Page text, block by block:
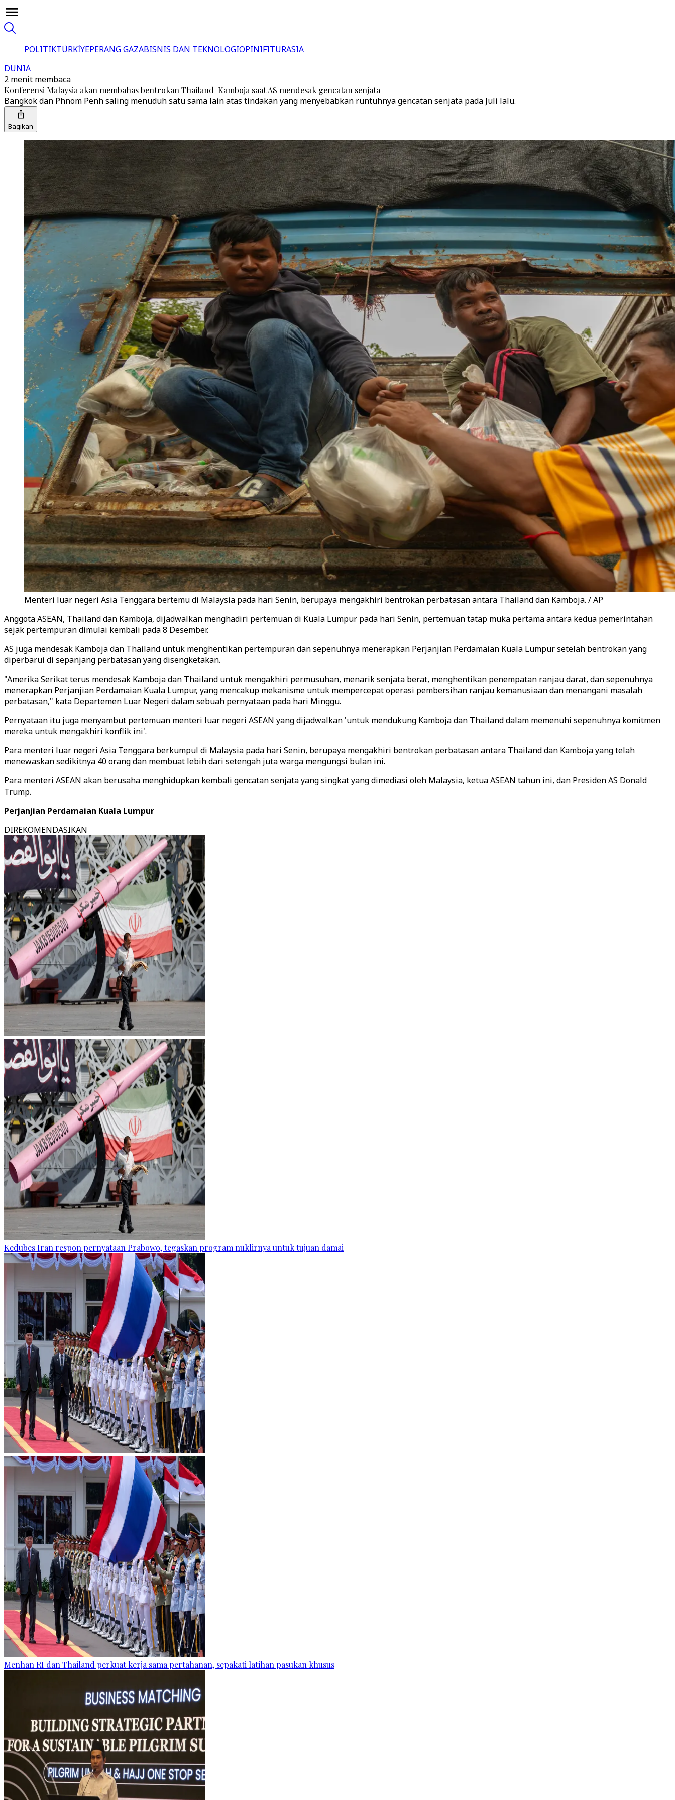
POLITIKTÜRKİYEPERANG GAZABISNIS DAN TEKNOLOGIOPINIFITURASIA
DUNIA
2 menit membaca
Konferensi Malaysia akan membahas bentrokan Thailand-Kamboja saat AS mendesak gencatan senjata
Bangkok dan Phnom Penh saling menuduh satu sama lain atas tindakan yang menyebabkan runtuhnya gencatan senjata pada Juli lalu.
Bagikan
Menteri luar negeri Asia Tenggara bertemu di Malaysia pada hari Senin, berupaya mengakhiri bentrokan perbatasan antara Thailand dan Kamboja. / AP
Anggota ASEAN, Thailand dan Kamboja, dijadwalkan menghadiri pertemuan di Kuala Lumpur pada hari Senin, pertemuan tatap muka pertama antara kedua pemerintahan
sejak pertempuran dimulai kembali pada 8 Desember.
AS juga mendesak Kamboja dan Thailand untuk menghentikan pertempuran dan sepenuhnya menerapkan Perjanjian Perdamaian Kuala Lumpur setelah bentrokan yang
diperbarui di sepanjang perbatasan yang disengketakan.
"Amerika Serikat terus mendesak Kamboja dan Thailand untuk mengakhiri permusuhan, menarik senjata berat, menghentikan penempatan ranjau darat, dan sepenuhnya
menerapkan Perjanjian Perdamaian Kuala Lumpur, yang mencakup mekanisme untuk mempercepat operasi pembersihan ranjau kemanusiaan dan menangani masalah
perbatasan," kata Departemen Luar Negeri dalam sebuah pernyataan pada hari Minggu.
Pernyataan itu juga menyambut pertemuan menteri luar negeri ASEAN yang dijadwalkan 'untuk mendukung Kamboja dan Thailand dalam memenuhi sepenuhnya komitmen
mereka untuk mengakhiri konflik ini'.
Para menteri luar negeri Asia Tenggara berkumpul di Malaysia pada hari Senin, berupaya mengakhiri bentrokan perbatasan antara Thailand dan Kamboja yang telah
menewaskan sedikitnya 40 orang dan membuat lebih dari setengah juta warga mengungsi bulan ini.
Para menteri ASEAN akan berusaha menghidupkan kembali gencatan senjata yang singkat yang dimediasi oleh Malaysia, ketua ASEAN tahun ini, dan Presiden AS Donald
Trump.
Perjanjian Perdamaian Kuala Lumpur
DIREKOMENDASIKAN
Kedubes Iran respon pernyataan Prabowo, tegaskan program nuklirnya untuk tujuan damai
Menhan RI dan Thailand perkuat kerja sama pertahanan, sepakati latihan pasukan khusus